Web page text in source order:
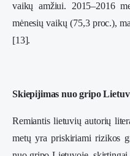
vaikų amžiui. 2015–2016
mėnesių vaikų (75,3 proc.),
[13].
Skiepijimas nuo gripo
Remiantis lietuvių autorių
metų yra priskiriami rizikos